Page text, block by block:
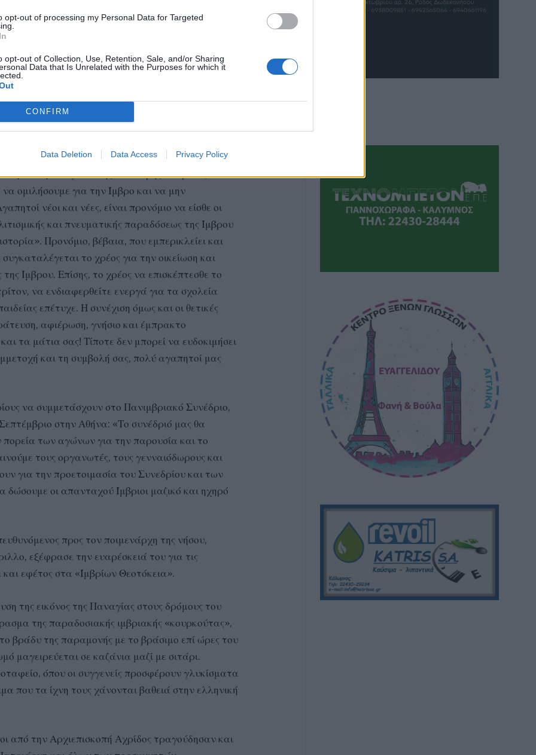
opt-out of processing my Personal Data for Targeted
opt-out of Collection, Use, Retention, Sale, and/or Sharing
Data that Is Unrelated with the Purposes for which it
CONFIRM
Data Deletion Data Access Privacy Policy
στην Ίμβρο την τελευταία δεκαετία στην
παιδιά επέστρεψαν στο νησί τους και άρχισαν
σε όλες τις πατρίδες, ο Οικουμενικόις
δύο ομάδες συμπατριωτών προέρχονται εκείνοι
Το μέλλον της “παιπαλοέσσας” Ίμβρου
καρδιά τους την Ίμβρο ως βίωμα, αξία,
ζωής τους».
στη νέα γενιά της ιδιαίτερης πατρίδας του:
ομιλήσουμε για την Ίμβρο και να μην
νέοι και νέες, είναι προνόμιο να είσθε οι
και πνευματικής παραδόσεως της Ίμβρου
Προνόμιο, βέβαια, που εμπερικλείει και
το χρέος για την οικείωση και
Ίμβρου. Επίσης, το χρέος να επισκέπτεσθε το
να ενδιαφερθείτε ενεργά για τα σχολεία
επέτυχε. Η συνέχιση όμως και οι θετικές
αφιέρωση, γνήσιο και έμπρακτο
τα μάτια σας! Τίποτε δεν μπορεί να ευδοκιμήσει
και τη συμβολή σας, πολύ αγαπητοί μας
να συμμετάσχουν στο Πανιμβριακό Συνέδριο,
στην Αθήνα: «Το συνέδριό μας θα
των αγώνων για την παρουσία και το
τους οργανωτές, τους γενναιόδωρους και
για την προετοιμασία του Συνεδρίου και των
οι απανταχού Ίμβριοι μαζικό και ηχηρό
προς τον ποιμενάρχη της νήσου,
εξέφρασε την ευαρέσκειά του για τις
και εφέτος στα «Ίμβρίων Θεοτόκεια».
της εικόνος της Παναγίας στους δρόμους του
της παραδοσιακής ιμβριακής «κουρκούτας»,
βράδυ της παραμονής με το βράσιμο επί ώρες του
μαγειρεύεται σε καζάνια μαζί με σιτάρι.
όπου οι συγγενείς προσφέρουν γλυκίσματα
που τα ίχνη τους χάνονται βαθειά στην ελληνική
από την Αρχιεπισκοπή Αχρίδος τραγούδησαν και